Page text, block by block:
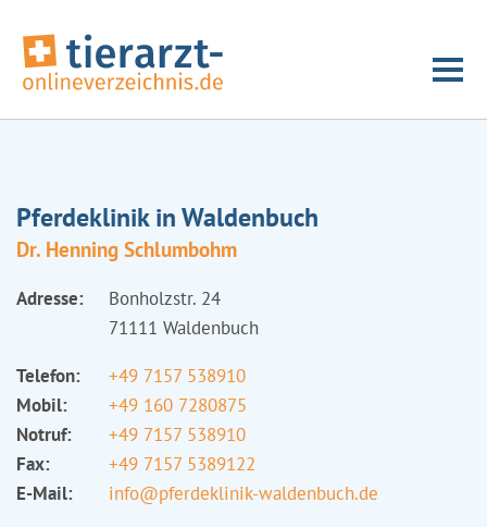
Pferdeklinik in Waldenbuch
Dr. Henning Schlumbohm
Adresse:
Bonholzstr. 24
71111 Waldenbuch
Telefon:
+49 7157 538910
Mobil:
+49 160 7280875
Notruf:
+49 7157 538910
Fax:
+49 7157 5389122
E-Mail:
info@pferdeklinik-waldenbuch.de